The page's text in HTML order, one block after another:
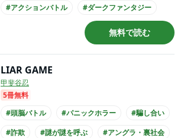
#アクションバトル
#ダークファンタジー
#緊迫感あふれる
#バトル
#大学生
#アニメ化
無料で読む
LIAR GAME
甲斐谷忍
5冊無料
#頭脳バトル
#パニックホラー
#騙し合い
#詐欺
#謎が謎を呼ぶ
#アングラ・裏社会